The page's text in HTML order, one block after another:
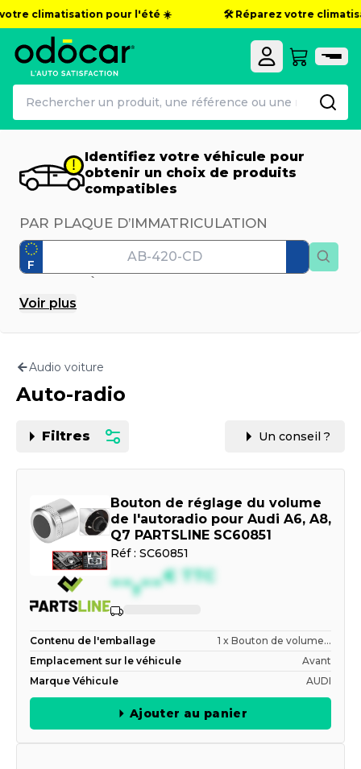
climatisation pour l'été ☀️ 🛠️ Réparez votre
Identifiez votre véhicule pour
obtenir un choix de produits
compatibles
PAR PLAQUE D’IMMATRICULATION
F
Motorisation
Voir plus
Audio voiture
Auto-radio
Filtres Un conseil ?
Bouton de réglage du volume
de l'autoradio pour Audi A6, A8,
Q7 PARTSLINE SC60851
Réf : SC60851
--,--€ TTC
Contenu de l'emballage
1 x Bouton de volume...
Emplacement sur le véhicule
Avant
Marque Véhicule
AUDI
Ajouter au panier